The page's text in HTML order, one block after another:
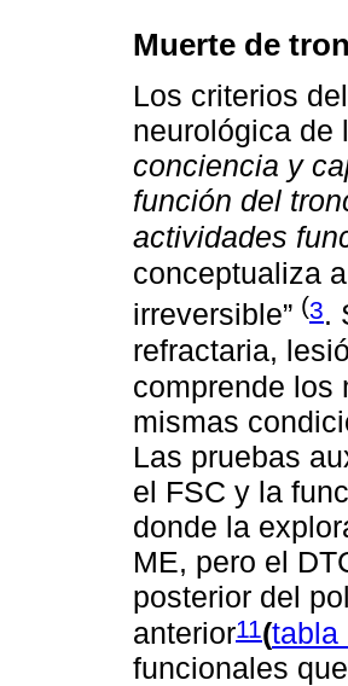
Muerte de
Los criterios
neurológica de
conciencia y
función del
actividades
conceptualiza
irreversible” (3.
refractaria,
comprende los
mismas
Las pruebas
el FSC y la
donde la
ME, pero el
posterior del
anterior11 (tabla
funcionales